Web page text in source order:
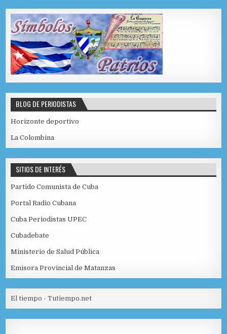
BLOG DE PERIODISTAS
Horizonte deportivo
La Colombina
SITIOS DE INTERÉS
Partido Comunista de Cuba
Portal Radio Cubana
Cuba Periodistas UPEC
Cubadebate
Ministerio de Salud Pública
Emisora Provincial de Matanzas
El tiempo - Tutiempo.net